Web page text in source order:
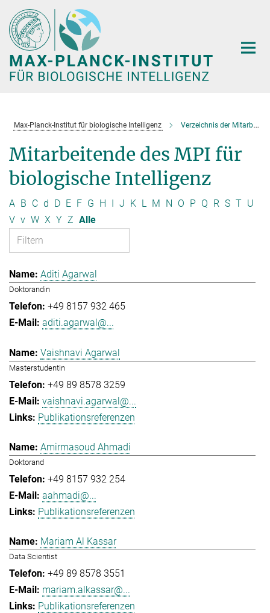
Hauptinhalt
Max-Planck-Institut für biologische Intelligenz Verzeichnis der Mitarbeitenden
Mitarbeitende des MPI für
biologische Intelligenz
A B C d D E F G H I J K L M N O P Q R S T U
V v W X Y Z Alle
Aditi Agarwal
Doktorandin
+49 8157 932 465
aditi.agarwal@...
Vaishnavi Agarwal
Masterstudentin
+49 89 8578 3259
vaishnavi.agarwal@...
Publikationsreferenzen
Amirmasoud Ahmadi
Doktorand
+49 8157 932 254
aahmadi@...
Publikationsreferenzen
Mariam Al Kassar
Data Scientist
+49 89 8578 3551
mariam.alkassar@...
Publikationsreferenzen